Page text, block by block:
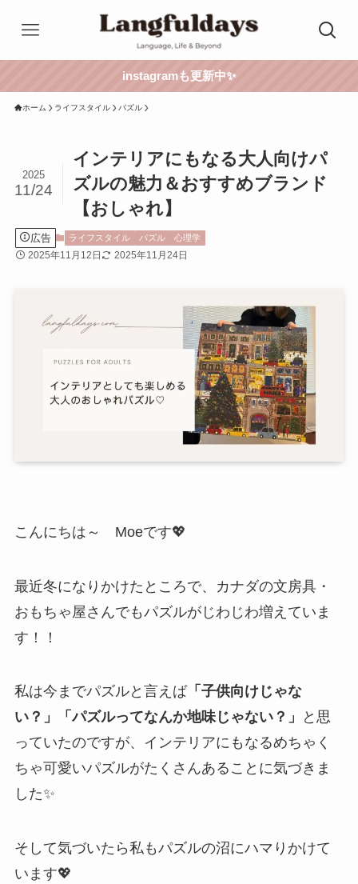
instagramも更新中✨
ホーム ライフスタイル パズル
インテリアにもなる大人向けパ
ズルの魅力＆おすすめブランド
【おしゃれ】
2025
11/24
広告 ライフスタイル パズル 心理学
2025年11月12日 2025年11月24日
こんにちは～ Moeです💖
最近冬になりかけたところで、カナダの文房具・
おもちゃ屋さんでもパズルがじわじわ増えていま
す！！
私は今までパズルと言えば「子供向けじゃな
い？」「パズルってなんか地味じゃない？」
と思
っていたのですが、インテリアにもなるめちゃく
ちゃ可愛いパズルがたくさんあることに気づきま
した✨
そして気づいたら私もパズルの沼にハマりかけて
います💖